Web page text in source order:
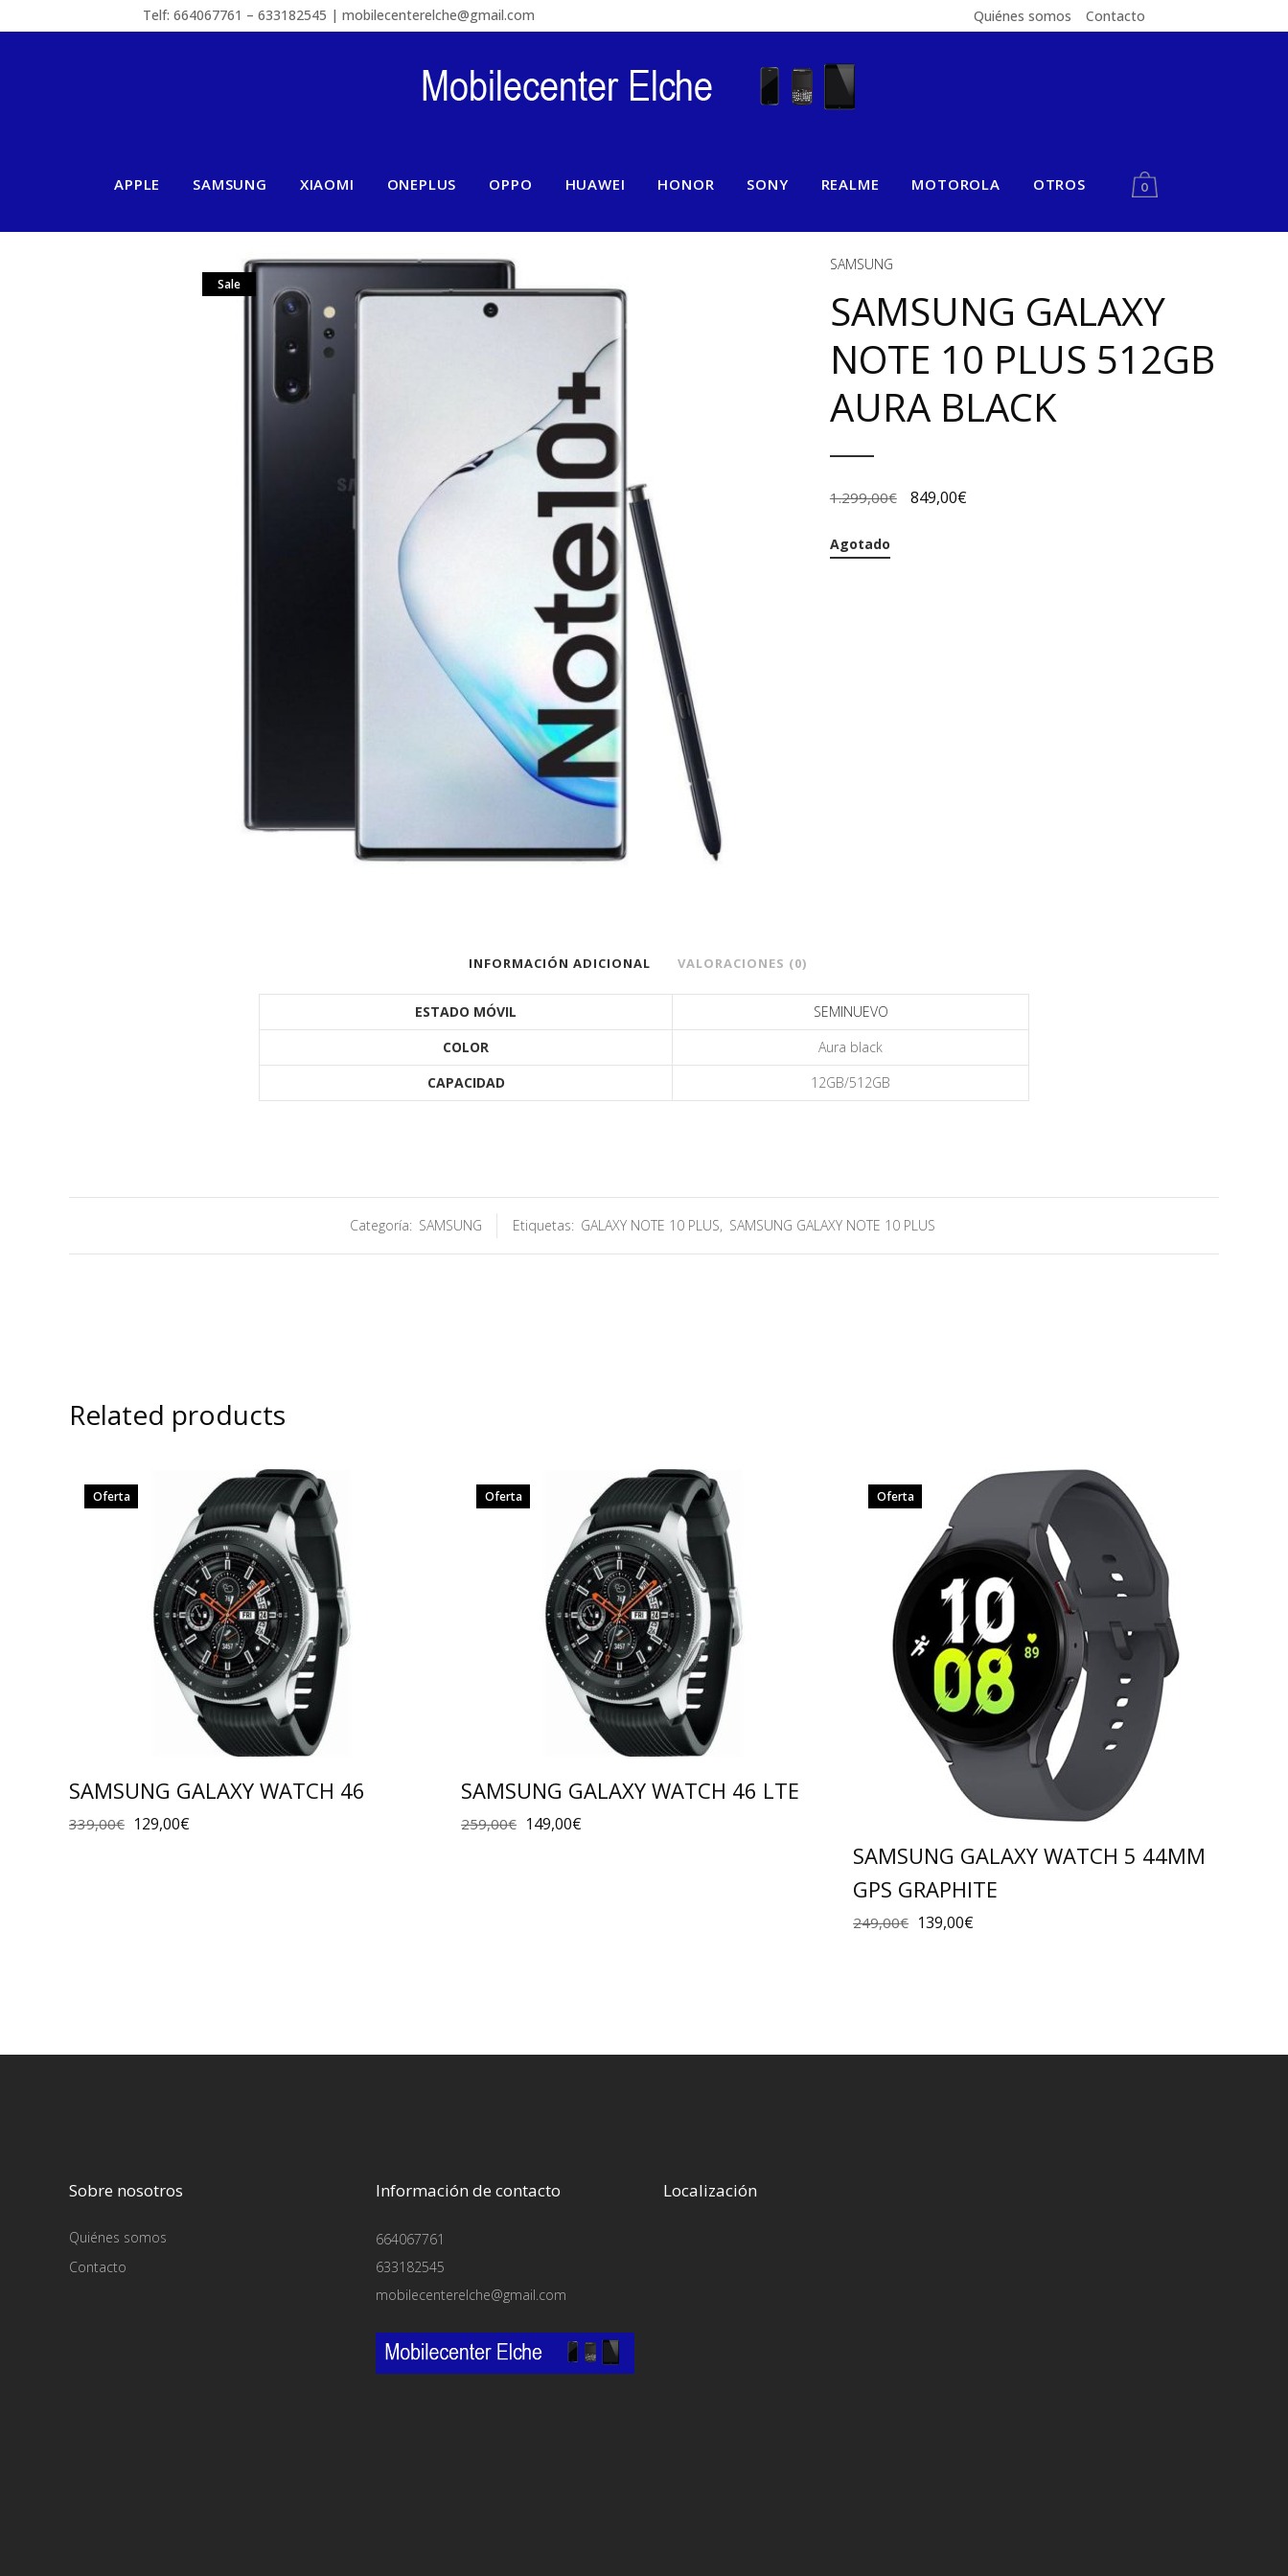
Telf: 664067761 – 633182545 | mobilecenterelche@gmail.com Quiénes somos Contacto
APPLE SAMSUNG XIAOMI ONEPLUS OPPO HUAWEI HONOR SONY REALME MOTOROLA OTROS 0
Sale
SAMSUNG
SAMSUNG GALAXY
NOTE 10 PLUS 512GB
AURA BLACK
1.299,00€ 849,00€
Agotado
INFORMACIÓN ADICIONAL VALORACIONES (0)
ESTADO MÓVIL
SEMINUEVO
COLOR
Aura black
CAPACIDAD
12GB/512GB
Categoría: SAMSUNG Etiquetas: GALAXY NOTE 10 PLUS, SAMSUNG GALAXY NOTE 10 PLUS
Related products
Oferta
SAMSUNG GALAXY WATCH 46
339,00€ 129,00€
Oferta
SAMSUNG GALAXY WATCH 46 LTE
259,00€ 149,00€
Oferta
SAMSUNG GALAXY WATCH 5 44MM
GPS GRAPHITE
249,00€ 139,00€
Sobre nosotros
Quiénes somos
Contacto
Información de contacto
664067761
633182545
mobilecenterelche@gmail.com
Localización